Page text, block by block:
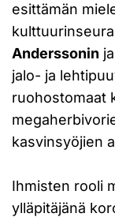
esittämän
Anderssonin ja
jalo- ja
ruohostomaat
kasvinsyöjien
Ihmisten rooli
ylläpitäjänä